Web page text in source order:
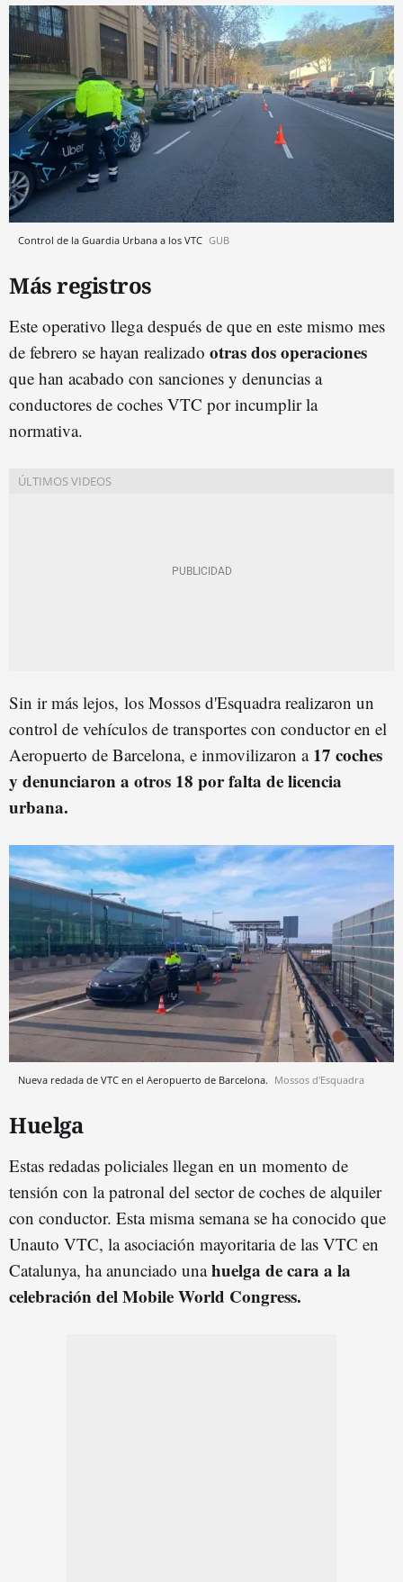
Control de la Guardia Urbana a los VTC GUB
Más registros
Este operativo llega después de que en este mismo mes
de febrero se hayan realizado otras dos operaciones
que han acabado con sanciones y denuncias a
conductores de coches VTC por incumplir la
normativa.
Sin ir más lejos, los Mossos d'Esquadra realizaron un
control de vehículos de transportes con conductor en el
Aeropuerto de Barcelona, e inmovilizaron a 17 coches
y denunciaron a otros 18 por falta de licencia
urbana.
Nueva redada de VTC en el Aeropuerto de Barcelona. Mossos d'Esquadra
Huelga
Estas redadas policiales llegan en un momento de
tensión con la patronal del sector de coches de alquiler
con conductor. Esta misma semana se ha conocido que
Unauto VTC, la asociación mayoritaria de las VTC en
Catalunya, ha anunciado unahuelga de cara a la
celebración del Mobile World Congress.